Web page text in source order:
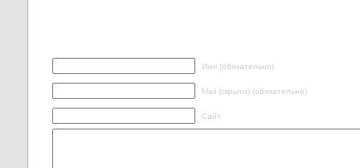
Имя (обязательно)
Mail (скрыто) (обязательно)
Сайт